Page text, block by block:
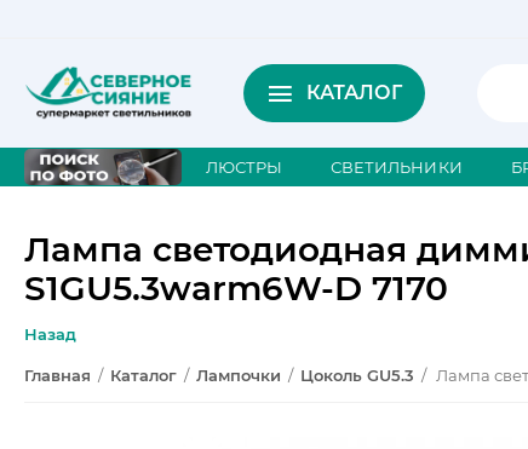
КАТАЛОГ
ЛЮСТРЫ СВЕТИЛЬНИКИ
Лампа светодиодная
S1GU5.3warm6W-D 7170
Назад
Главная / Каталог / Лампочки / Цоколь GU5.3 /